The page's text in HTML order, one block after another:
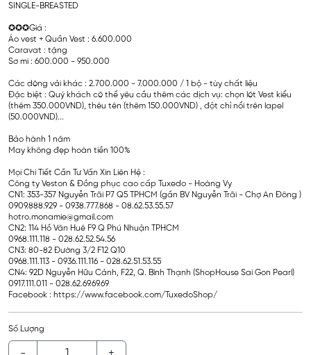
SINGLE-BREASTED
✪✪✪Giá :
Áo vest + Quần Vest : 6.600.000
Caravat : tặng
Sơ mi : 600.000 - 950.000
Các dòng vải khác : 2.700.000 - 7.000.000 / 1 bộ - tùy chất liệu
Đặc biệt : Quý khách có thể yêu cầu thêm các dịch vụ: chọn lót Vest kiểu
(thêm 350.000VND), thêu tên (thêm 150.000VND) , đột chỉ nổi trên lapel
(50.000VND)...
Bảo hành 1 năm
May không đẹp hoàn tiền 100%
Mọi Chi Tiết Cần Tư Vấn Xin Liên Hệ :
Công ty Veston & Đồng phục cao cấp Tuxedo - Hoàng Vy
CN1: 353-357 Nguyễn Trãi P7 Q5 TPHCM (gần BV Nguyễn Trãi - Chợ An Đông )
0909.888.929 - 0938.777.868 - 08.62.53.55.57
hotro.monamie@gmail.com
CN2: 114 Hồ Văn Huê F9 Q Phú Nhuận TPHCM
0968.111.118 - 028.62.52.54.56
CN3: 80-82 Đường 3/2 F12 Q10
0968.111.113 - 0936.111.116 - 028.62.51.53.55
CN4: 92D Nguyễn Hữu Cảnh, F22, Q. Bình Thạnh (ShopHouse Sai Gon Pearl)
0917.111.011 - 028.62.69.69.69
Facebook : https://www.facebook.com/TuxedoShop/
Số Lượng